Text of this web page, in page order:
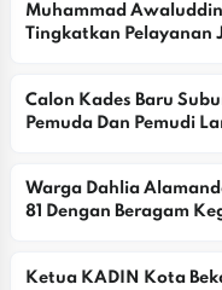
Muhammad
Tingkatkan Pelayanan
Calon Kades Baru
Pemuda Dan Pemudi
Warga Dahlia
81 Dengan Beragam
Ketua KADIN Kota